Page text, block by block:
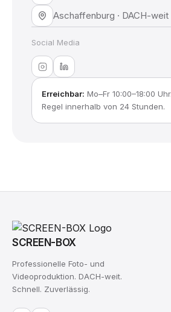
Aschaffenburg · DACH-weit
Social Media
Erreichbar: Mo–Fr 10:00–18:00
Regel innerhalb von 24 Stunden.
SCREEN-BOX
Professionelle Foto- und
Videoproduktion. DACH-weit.
Schnell. Zuverlässig.